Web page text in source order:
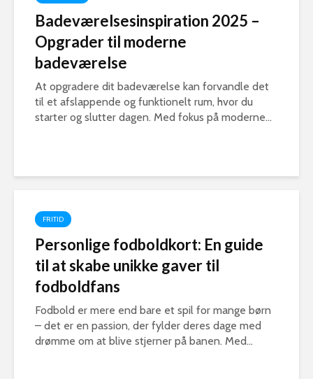
Badeværelsesinspiration 2025 –
Opgrader til moderne
badeværelse
At opgradere dit badeværelse kan forvandle det
til et afslappende og funktionelt rum, hvor du
starter og slutter dagen. Med fokus på moderne...
FRITID
Personlige fodboldkort: En guide
til at skabe unikke gaver til
fodboldfans
Fodbold er mere end bare et spil for mange børn
– det er en passion, der fylder deres dage med
drømme om at blive stjerner på banen. Med...